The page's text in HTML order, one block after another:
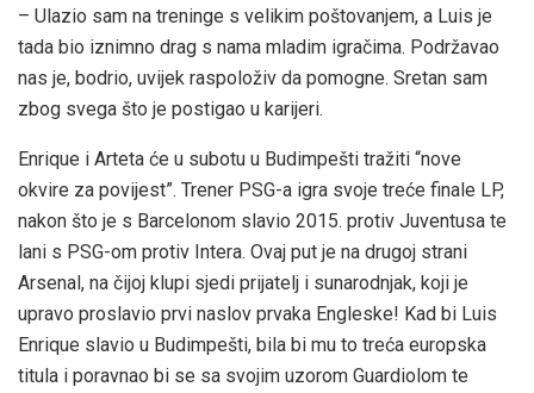
– Ulazio sam na treninge s velikim poštovanjem, a Luis je
tada bio iznimno drag s nama mladim igračima. Podržavao
nas je, bodrio, uvijek raspoloživ da pomogne. Sretan sam
zbog svega što je postigao u karijeri.
Enrique i Arteta će u subotu u Budimpešti tražiti “nove
okvire za povijest”. Trener PSG-a igra svoje treće finale LP,
nakon što je s Barcelonom slavio 2015. protiv Juventusa te
lani s PSG-om protiv Intera. Ovaj put je na drugoj strani
Arsenal, na čijoj klupi sjedi prijatelj i sunarodnjak, koji je
upravo proslavio prvi naslov prvaka Engleske! Kad bi Luis
Enrique slavio u Budimpešti, bila bi mu to treća europska
titula i poravnao bi se sa svojim uzorom Guardiolom te